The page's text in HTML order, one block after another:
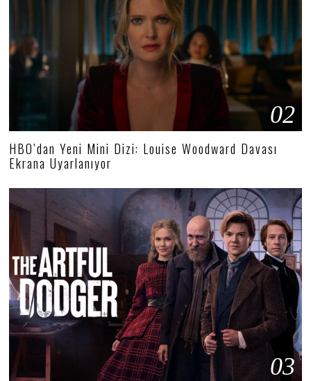
02
HBO’dan Yeni Mini Dizi: Louise Woodward Davası
Ekrana Uyarlanıyor
03